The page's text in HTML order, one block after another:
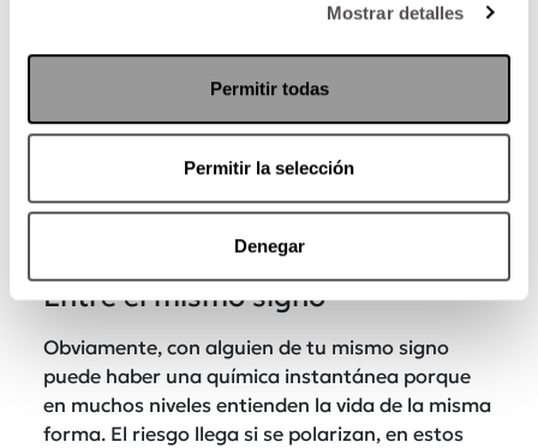
Mostrar detalles
Permitir todas
Permitir la selección
Denegar
zodiaco
Ahora sí ya se viene la mejor parte de tooodo,
ha llegado el momento de que descubras quién
tienes uno, ver qué tanta compatibilidad hay
Entre el mismo signo
Obviamente, con alguien de tu mismo signo
puede haber una química instantánea porque
en muchos niveles entienden la vida de la misma
forma. El riesgo llega si se polarizan, en estos